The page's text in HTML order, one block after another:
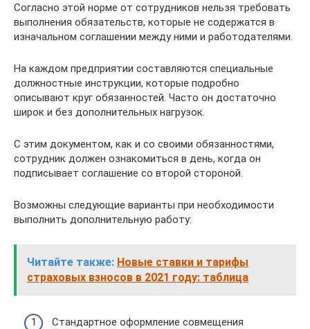
Согласно этой норме от сотрудников нельзя требовать
выполнения обязательств, которые не содержатся в
изначальном соглашении между ними и работодателями.
На каждом предприятии составляются специальные
должностные инструкции, которые подробно
описывают круг обязанностей. Часто он достаточно
широк и без дополнительных нагрузок.
С этим документом, как и со своими обязанностями,
сотрудник должен ознакомиться в день, когда он
подписывает соглашение со второй стороной.
Возможны следующие варианты при необходимости
выполнить дополнительную работу:
Читайте также: Новые ставки и тарифы
страховых взносов в 2021 году: таблица
Стандартное оформление совмещения